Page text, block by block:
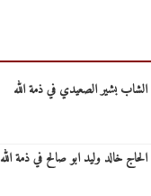
الشاب بشير الصعيدي في ذمة الله
الحاج خالد وليد ابو صالح في ذمة الله